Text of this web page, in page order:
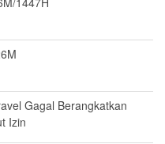
Gagal Berangkatkan
Izin